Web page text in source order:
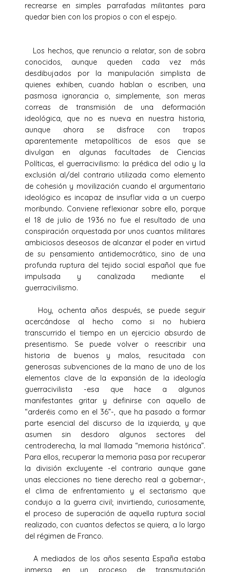
recrearse en simples parrafadas militantes para
quedar bien con los propios o con el espejo.
Los hechos, que renuncio a relatar, son de sobra
conocidos, aunque queden cada vez más
desdibujados por la manipulación simplista de
quienes exhiben, cuando hablan o escriben, una
pasmosa ignorancia o, simplemente, son meras
correas de transmisión de una deformación
ideológica, que no es nueva en nuestra historia,
aunque ahora se disfrace con trapos
aparentemente metapolíticos de esos que se
divulgan en algunas facultades de Ciencias
Políticas, el guerracivilismo: la prédica del odio y la
exclusión al/del contrario utilizada como elemento
de cohesión y movilización cuando el argumentario
ideológico es incapaz de insuflar vida a un cuerpo
moribundo. Conviene reflexionar sobre ello, porque
el 18 de julio de 1936 no fue el resultado de una
conspiración orquestada por unos cuantos militares
ambiciosos deseosos de alcanzar el poder en virtud
de su pensamiento antidemocrático, sino de una
profunda ruptura del tejido social español que fue
impulsada y canalizada mediante el
guerracivilismo.
Hoy, ochenta años después, se puede seguir
acercándose al hecho como si no hubiera
transcurrido el tiempo en un ejercicio absurdo de
presentismo. Se puede volver o reescribir una
historia de buenos y malos, resucitada con
generosas subvenciones de la mano de uno de los
elementos clave de la expansión de la ideología
guerracivilista -esa que hace a algunos
manifestantes gritar y definirse con aquello de
“arderéis como en el 36”-, que ha pasado a formar
parte esencial del discurso de la izquierda, y que
asumen sin desdoro algunos sectores del
centroderecha, la mal llamada “memoria histórica”.
Para ellos, recuperar la memoria pasa por recuperar
la división excluyente -el contrario aunque gane
unas elecciones no tiene derecho real a gobernar-,
el clima de enfrentamiento y el sectarismo que
condujo a la guerra civil; invirtiendo, curiosamente,
el proceso de superación de aquella ruptura social
realizado, con cuantos defectos se quiera, a lo largo
del régimen de Franco.
A mediados de los años sesenta España estaba
inmersa en un proceso de transmutación